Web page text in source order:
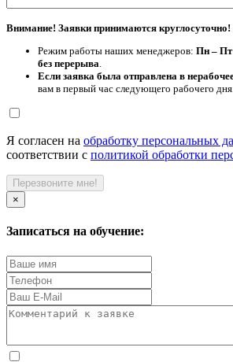
Внимание! Заявки принимаются круглосуточно!
Режим работы наших менеджеров: Пн –
без перерыва.
Если заявка была отправлена в
вам в первый час следующего рабочего
Я согласен на обработку персональных
соответствии с политикой обработки
Перезвоните мне!
×
Записаться на обучение: